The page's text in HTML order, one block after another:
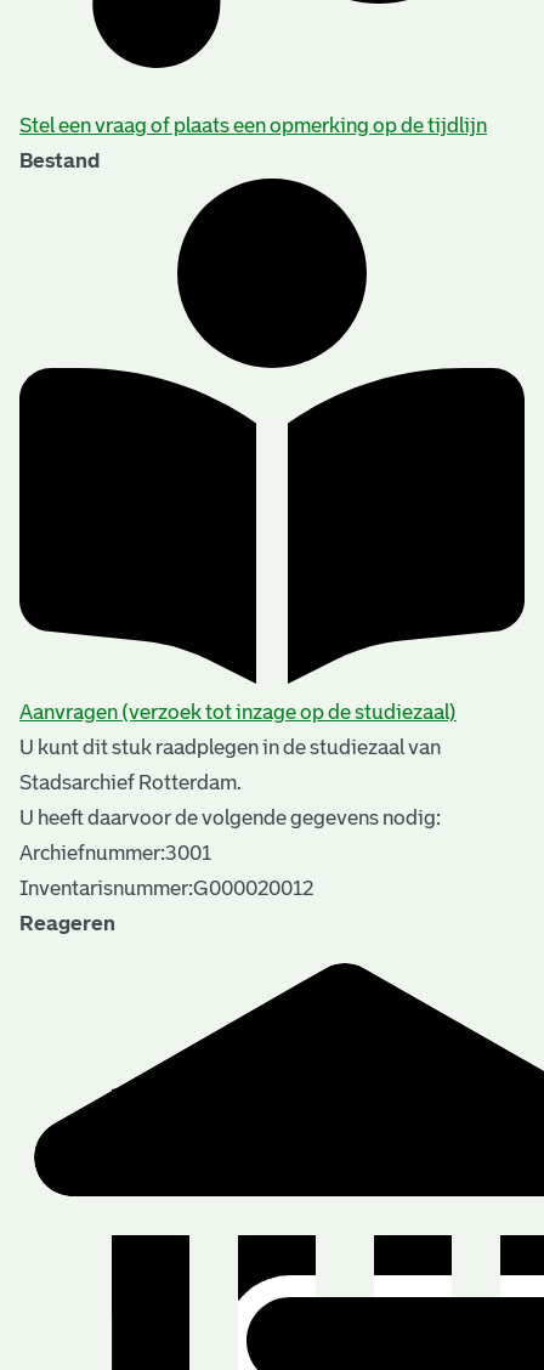
Stel een vraag of plaats een opmerking op de tijdlijn
Bestand
Aanvragen (verzoek tot inzage op de studiezaal)
U kunt dit stuk raadplegen in de studiezaal van
Stadsarchief Rotterdam.
U heeft daarvoor de volgende gegevens nodig:
Archiefnummer:3001
Inventarisnummer:G000020012
Reageren